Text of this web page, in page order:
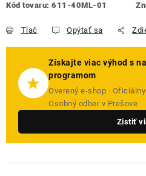
Kód tovaru: 611-40ML-01
Tlač Opýtať sa
★
Získajte viac výhod s
programom
Overený e-shop ·
Osobný odber v Prešove
Zistiť